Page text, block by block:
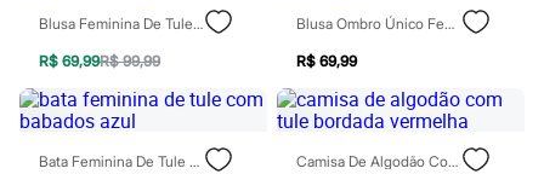
Novidades
Feminino
Botas
Chinelos
Pantufas
Rasteirinhas
Sandálias
Blusa Feminina De Tule Ombro A Ombro Manga Longa Franzida Preta
R$ 69,99R$ 99,99
Blusa Ombro Único Feminina De Tule Com Amarração Xadrez Azul
R$ 69,99
Bata Feminina De Tule Com Babados Azul Camisa De Algodão Com Tule Bordada Vermelha